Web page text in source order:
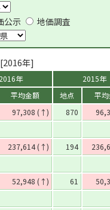
公示
地価調査
年]
2016年 2015年
平均金額 地点 平
97,308 (↑) 870
237,614 (↑) 194
52,948 (↑) 61